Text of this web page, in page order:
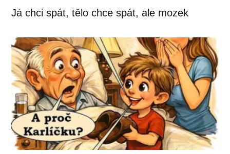
Já chci spát, tělo chce spát, ale mozek